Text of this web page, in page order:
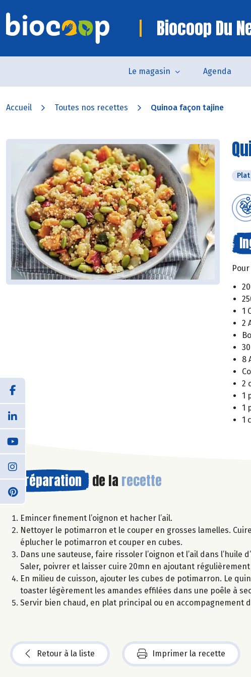
Biocoop Du
Le magasin Agenda
Accueil Toutes nos recettes Quinoa façon tajine
1
2
8
2
1
1
1
Préparation de la recette
Emincer finement l’oignon et hacher l’ail.
Nettoyer le potimarron et le couper en grosses lamelles.
éplucher le potimarron et couper en cubes.
Dans une sauteuse, faire rissoler l’oignon et l’ail dans
Saler, poivrer et laisser cuire 20mn en ajoutant
En milieu de cuisson, ajouter les cubes de potimarron. Le
toaster légèrement les amandes effilées dans une poêle à
Servir bien chaud, en plat principal ou en accompagnement
Retour à la liste Imprimer la recette